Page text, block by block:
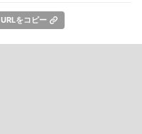
URLをコピー